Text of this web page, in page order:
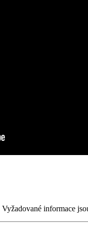
Vyžadované informace